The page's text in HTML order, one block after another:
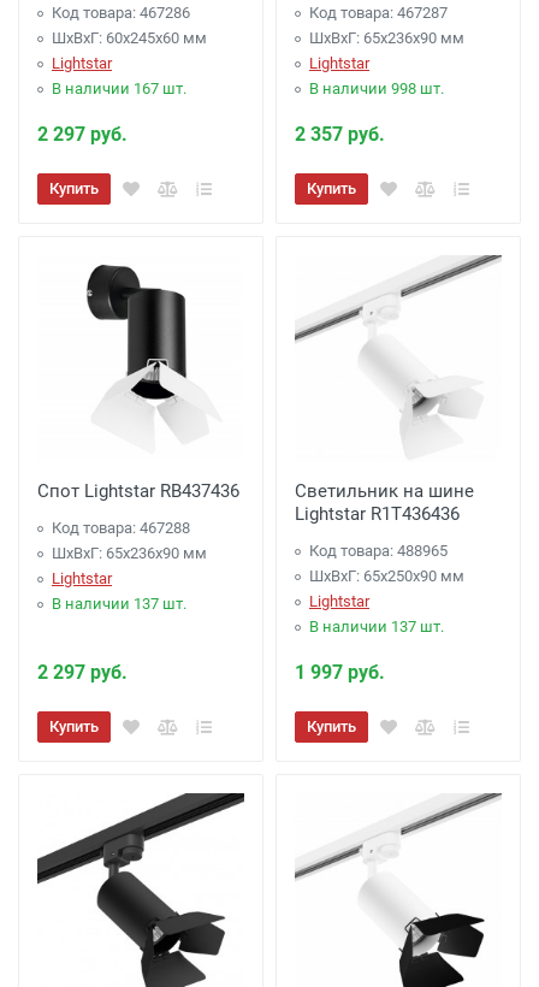
Код товара: 467286
ШхВхГ: 60x245x60 мм
Lightstar
В наличии 167 шт.
2 297 руб.
Купить
Код товара: 467287
ШхВхГ: 65x236x90 мм
Lightstar
В наличии 998 шт.
2 357 руб.
Купить
Спот Lightstar RB437436
Код товара: 467288
ШхВхГ: 65x236x90 мм
Lightstar
В наличии 137 шт.
2 297 руб.
Купить
Светильник на шине
Lightstar R1T436436
Код товара: 488965
ШхВхГ: 65x250x90 мм
Lightstar
В наличии 137 шт.
1 997 руб.
Купить